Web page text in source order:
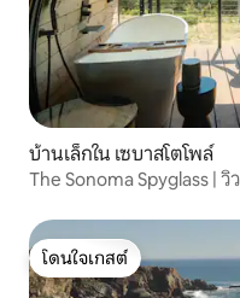
บ้านเล็กใน เซบาสโตโพล์
The Sonoma Spyglass |
โดนใจเกสต์
โดนใจเกสต์